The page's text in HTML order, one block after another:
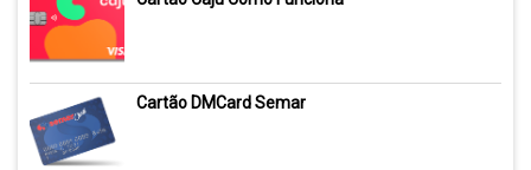
Cartão DMCard Semar